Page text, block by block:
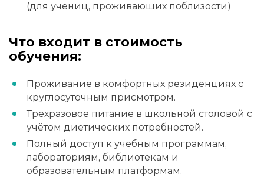
(для учениц, проживающих поблизости)
Что входит в стоимость
обучения:
Проживание в комфортных резиденциях с
круглосуточным присмотром.
Трехразовое питание в школьной столовой с
учётом диетических потребностей.
Полный доступ к учебным программам,
лабораториям, библиотекам и
образовательным платформам.